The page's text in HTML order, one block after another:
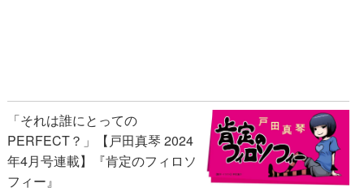
「それは誰にとっての
PERFECT？」【戸田真琴 2024
年4月号連載】『肯定のフィロソ
フィー』